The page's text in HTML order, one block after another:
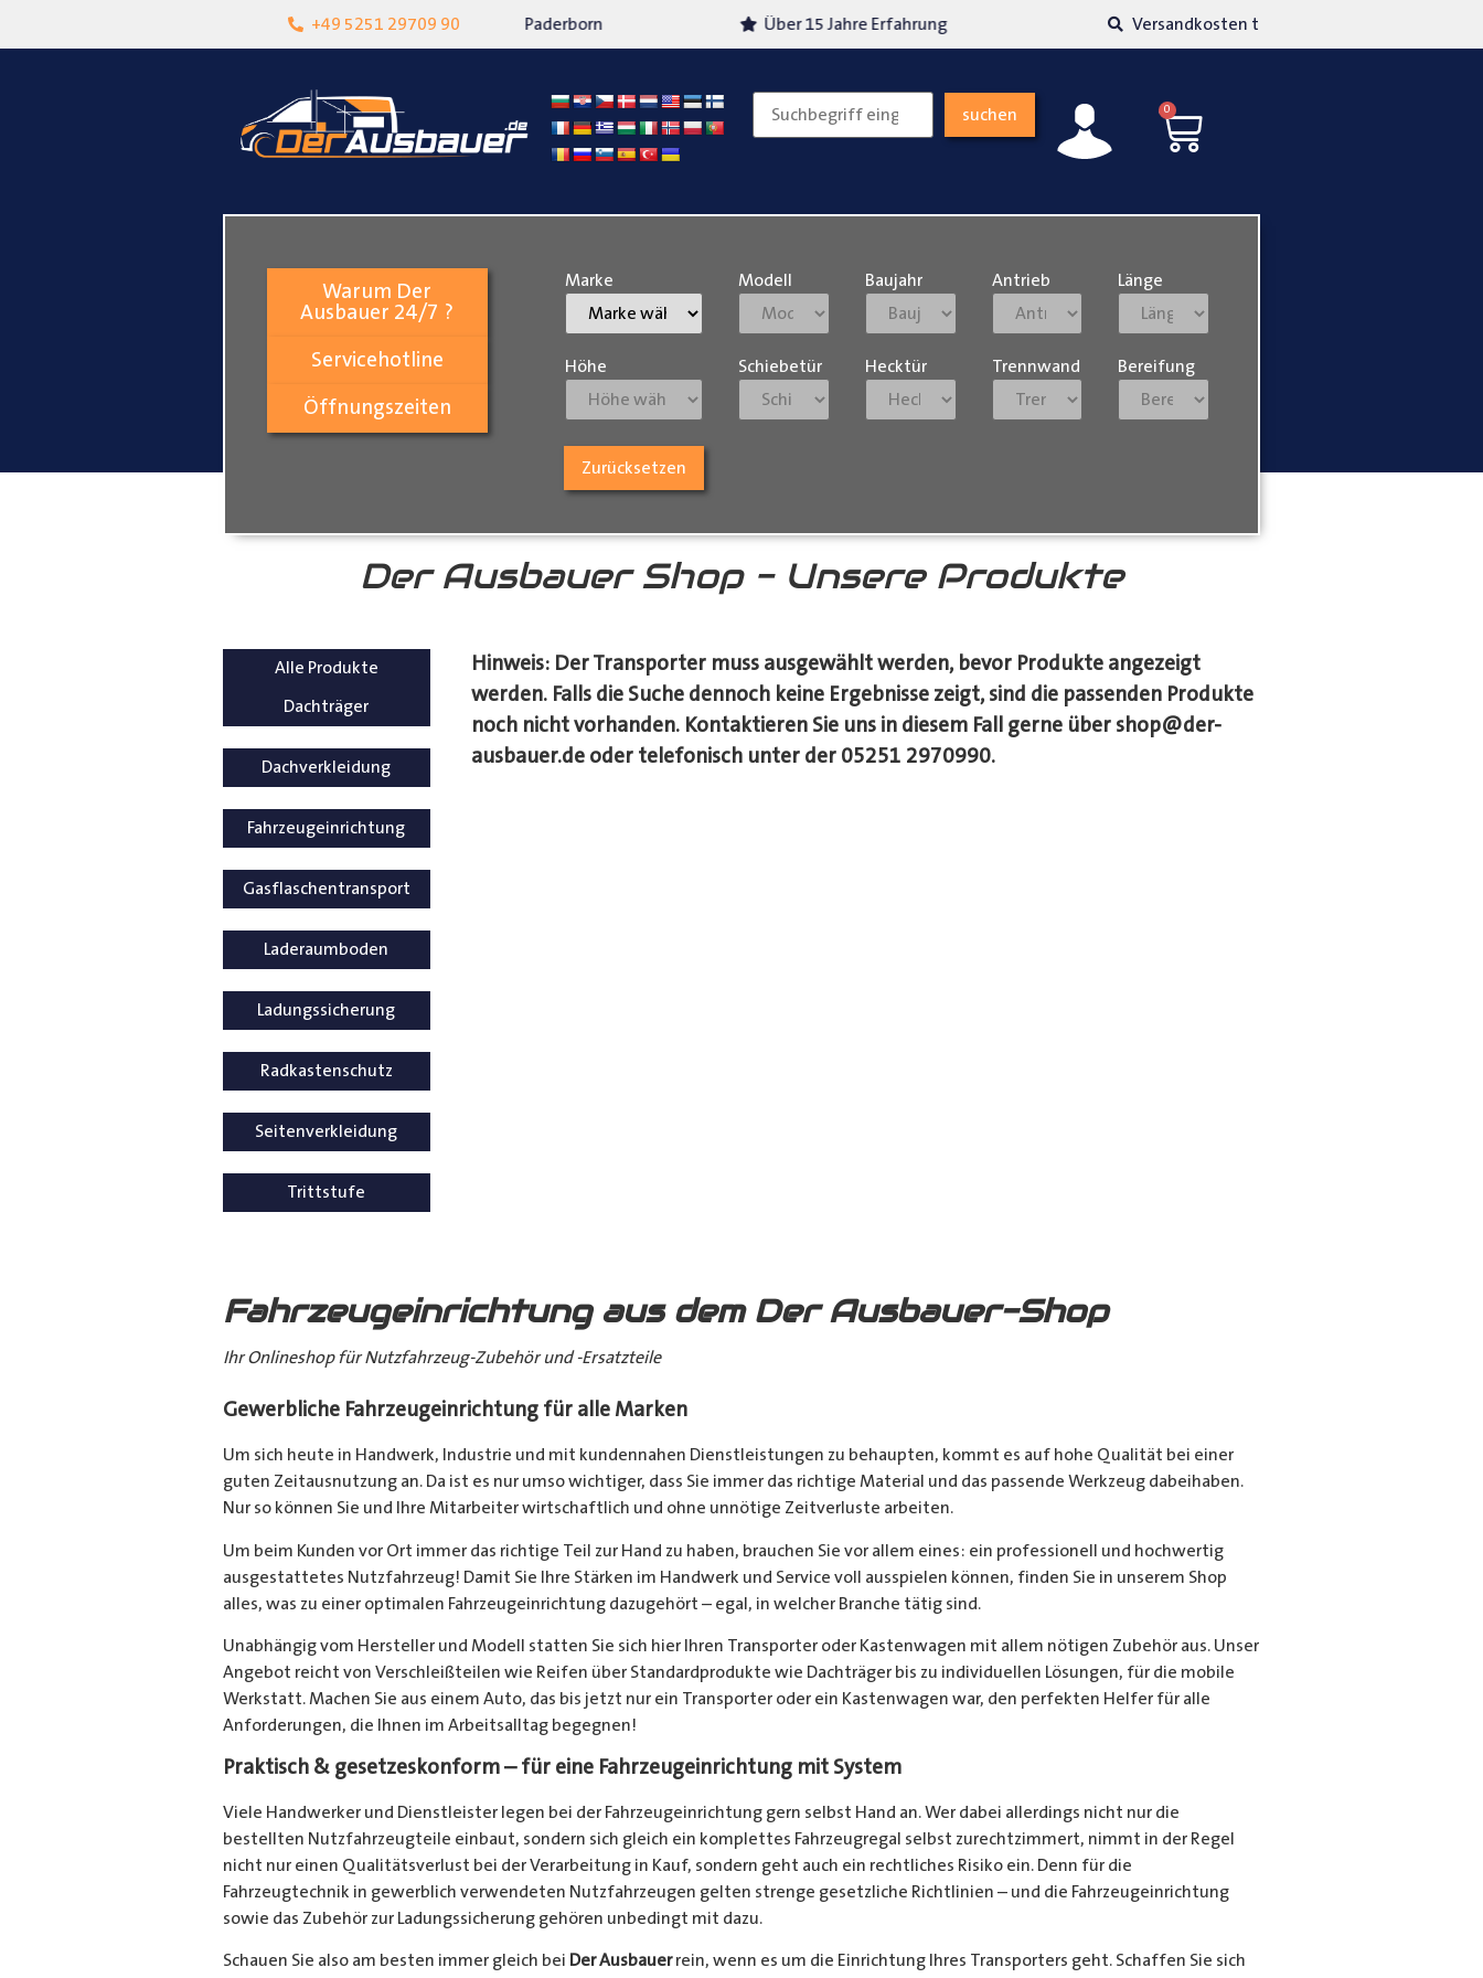
+49 5251 29709 90
Lokalgeschäft in Paderborn Über 15 Jahre Erfahrung Versandkosten transparent
suchen 0
Warum Der
Ausbauer 24/7 ?
Servicehotline
Öffnungszeiten
Marke Modell Baujahr Antrieb Länge
Höhe Schiebetür Hecktür Trennwand Bereifung
Zurücksetzen
Der Ausbauer Shop - Unsere Produkte
Alle Produkte
Dachträger
Dachverkleidung
Fahrzeugeinrichtung
Gasflaschentransport
Laderaumboden
Ladungssicherung
Radkastenschutz
Seitenverkleidung
Trittstufe
Hinweis: Der Transporter muss ausgewählt werden, bevor Produkte angezeigt
werden. Falls die Suche dennoch keine Ergebnisse zeigt, sind die passenden Produkte
noch nicht vorhanden. Kontaktieren Sie uns in diesem Fall gerne über shop@der-
ausbauer.de oder telefonisch unter der 05251 2970990.
Fahrzeugeinrichtung aus dem Der Ausbauer-Shop
Ihr Onlineshop für Nutzfahrzeug-Zubehör und -Ersatzteile
Gewerbliche Fahrzeugeinrichtung für alle Marken
Um sich heute in Handwerk, Industrie und mit kundennahen Dienstleistungen zu behaupten, kommt es auf hohe Qualität bei einer
guten Zeitausnutzung an. Da ist es nur umso wichtiger, dass Sie immer das richtige Material und das passende Werkzeug dabeihaben.
Nur so können Sie und Ihre Mitarbeiter wirtschaftlich und ohne unnötige Zeitverluste arbeiten.
Um beim Kunden vor Ort immer das richtige Teil zur Hand zu haben, brauchen Sie vor allem eines: ein professionell und hochwertig
ausgestattetes Nutzfahrzeug! Damit Sie Ihre Stärken im Handwerk und Service voll ausspielen können, finden Sie in unserem Shop
alles, was zu einer optimalen Fahrzeugeinrichtung dazugehört – egal, in welcher Branche tätig sind.
Unabhängig vom Hersteller und Modell statten Sie sich hier Ihren Transporter oder Kastenwagen mit allem nötigen Zubehör aus. Unser
Angebot reicht von Verschleißteilen wie Reifen über Standardprodukte wie Dachträger bis zu individuellen Lösungen, für die mobile
Werkstatt. Machen Sie aus einem Auto, das bis jetzt nur ein Transporter oder ein Kastenwagen war, den perfekten Helfer für alle
Anforderungen, die Ihnen im Arbeitsalltag begegnen!
Praktisch & gesetzeskonform – für eine Fahrzeugeinrichtung mit System
Viele Handwerker und Dienstleister legen bei der Fahrzeugeinrichtung gern selbst Hand an. Wer dabei allerdings nicht nur die
bestellten Nutzfahrzeugteile einbaut, sondern sich gleich ein komplettes Fahrzeugregal selbst zurechtzimmert, nimmt in der Regel
nicht nur einen Qualitätsverlust bei der Verarbeitung in Kauf, sondern geht auch ein rechtliches Risiko ein. Denn für die
Fahrzeugtechnik in gewerblich verwendeten Nutzfahrzeugen gelten strenge gesetzliche Richtlinien – und die Fahrzeugeinrichtung
sowie das Zubehör zur Ladungssicherung gehören unbedingt mit dazu.
Schauen Sie also am besten immer gleich bei Der Ausbauerrein, wenn es um die Einrichtung Ihres Transporters geht. Schaffen Sie sich